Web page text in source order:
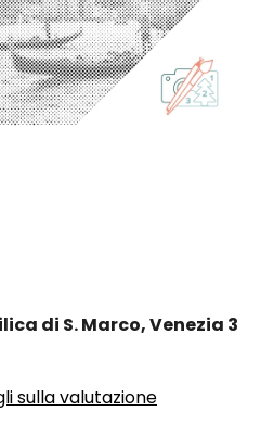
di S. Marco, Venezia 3
sulla valutazione